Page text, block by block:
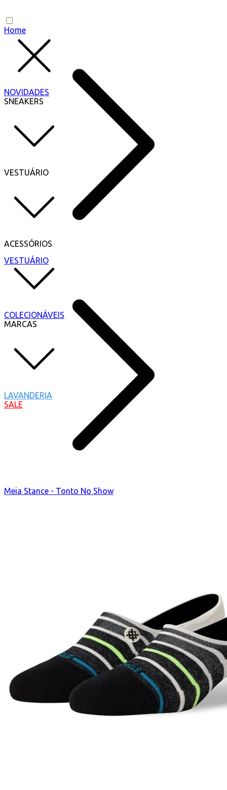
NOVIDADES
SNEAKERS
VESTUÁRIO
ACESSÓRIOS
COLECIONÁVEIS
MARCAS
LAVANDERIA
SALE
Home
VESTUÁRIO
Meia Stance - Tonto No Show